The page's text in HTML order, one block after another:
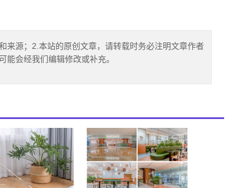
来源；2.本站的原创文章，请转载时务必注明文章作者
会经我们编辑修改或补充。